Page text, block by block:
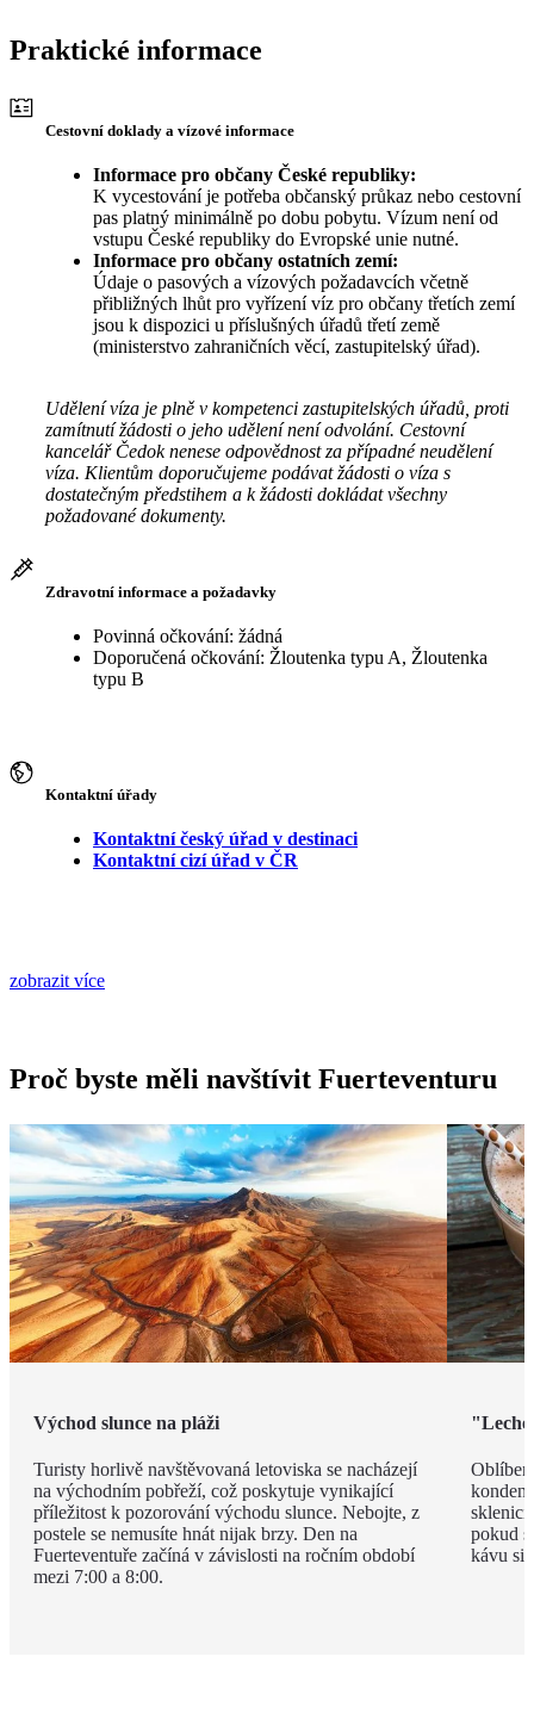
Praktické informace
Cestovní doklady a vízové informace
Informace pro občany České republiky:
K vycestování je potřeba občanský průkaz nebo cestovní
pas platný minimálně po dobu pobytu. Vízum není od
vstupu České republiky do Evropské unie nutné.
Informace pro občany ostatních zemí:
Údaje o pasových a vízových požadavcích včetně
přibližných lhůt pro vyřízení víz pro občany třetích zemí
jsou k dispozici u příslušných úřadů třetí země
(ministerstvo zahraničních věcí, zastupitelský úřad).
Udělení víza je plně v kompetenci zastupitelských úřadů, proti
zamítnutí žádosti o jeho udělení není odvolání. Cestovní
kancelář Čedok nenese odpovědnost za případné neudělení
víza. Klientům doporučujeme podávat žádosti o víza s
dostatečným předstihem a k žádosti dokládat všechny
požadované dokumenty.
Zdravotní informace a požadavky
Povinná očkování: žádná
Doporučená očkování: Žloutenka typu A, Žloutenka
typu B
Kontaktní úřady
Kontaktní český úřad v destinaci
Kontaktní cizí úřad v ČR
zobrazit více
Proč byste měli navštívit Fuerteventuru
Východ slunce na pláži
Turisty horlivě navštěvovaná letoviska se nacházejí
na východním pobřeží, což poskytuje vynikající
příležitost k pozorování východu slunce. Nebojte, z
postele se nemusíte hnát nijak brzy. Den na
Fuerteventuře začíná v závislosti na ročním období
mezi 7:00 a 8:00.
pokud
kávu si